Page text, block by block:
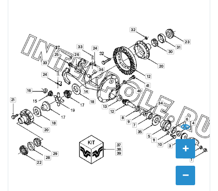
+
−
1
3
4
5
6
7
8
9
10
11
12
12
13
14
16
18
18
20
20
21
22
23
24
24
25 26
28
29
30
31
32
33
33
34
35
36
37
38
39
40
41